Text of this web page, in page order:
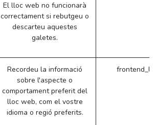
El lloc web no funcionarà
correctament si rebutgeu o
descarteu aquestes
galetes.
Recordeu la informació
sobre l'aspecte o
comportament preferit del
lloc web, com el vostre
idioma o regió preferits.